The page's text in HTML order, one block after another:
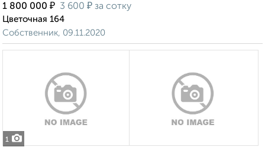
1 800 000 ₽ 3 600 ₽ за сотку
Цветочная 164
Собственник, 09.11.2020
1